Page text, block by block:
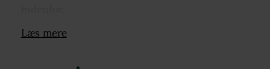
Læs mere